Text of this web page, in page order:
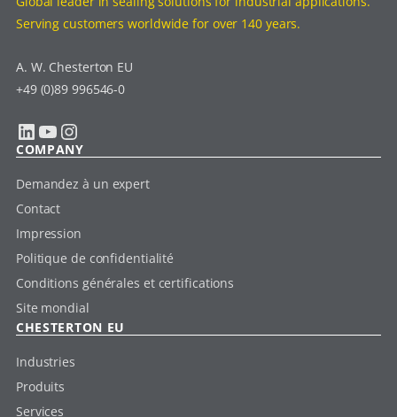
Serving customers worldwide for over 140 years.
A. W. Chesterton EU
+49 (0)89 996546-0
LinkedIn YouTube Instagram
COMPANY
Demandez à un expert
Contact
Impression
Politique de confidentialité
Conditions générales et certifications
Site mondial
CHESTERTON EU
Industries
Produits
Services